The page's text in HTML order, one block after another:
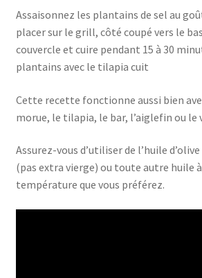
Assaisonnez les plantains de sel au
placer sur le grill, côté coupé vers le
couvercle et cuire pendant 15 à 30
plantains avec le tilapia cuit
Cette recette fonctionne aussi bien
morue, le tilapia, le bar, l’aiglefin ou le
Assurez-vous d’utiliser de l’huile
(pas extra vierge) ou toute autre huile
température que vous préférez.